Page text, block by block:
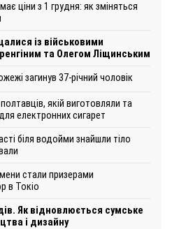
ціни з 1 грудня: як зміняться
із військовими
та Олегом Ліщинським
загинув 37-річний чоловік
якій виготовляли та
електронних сигарет
біля водойми знайшли тіло
стали призерами
в Токіо
Як відновлюється сумське
і дизайну